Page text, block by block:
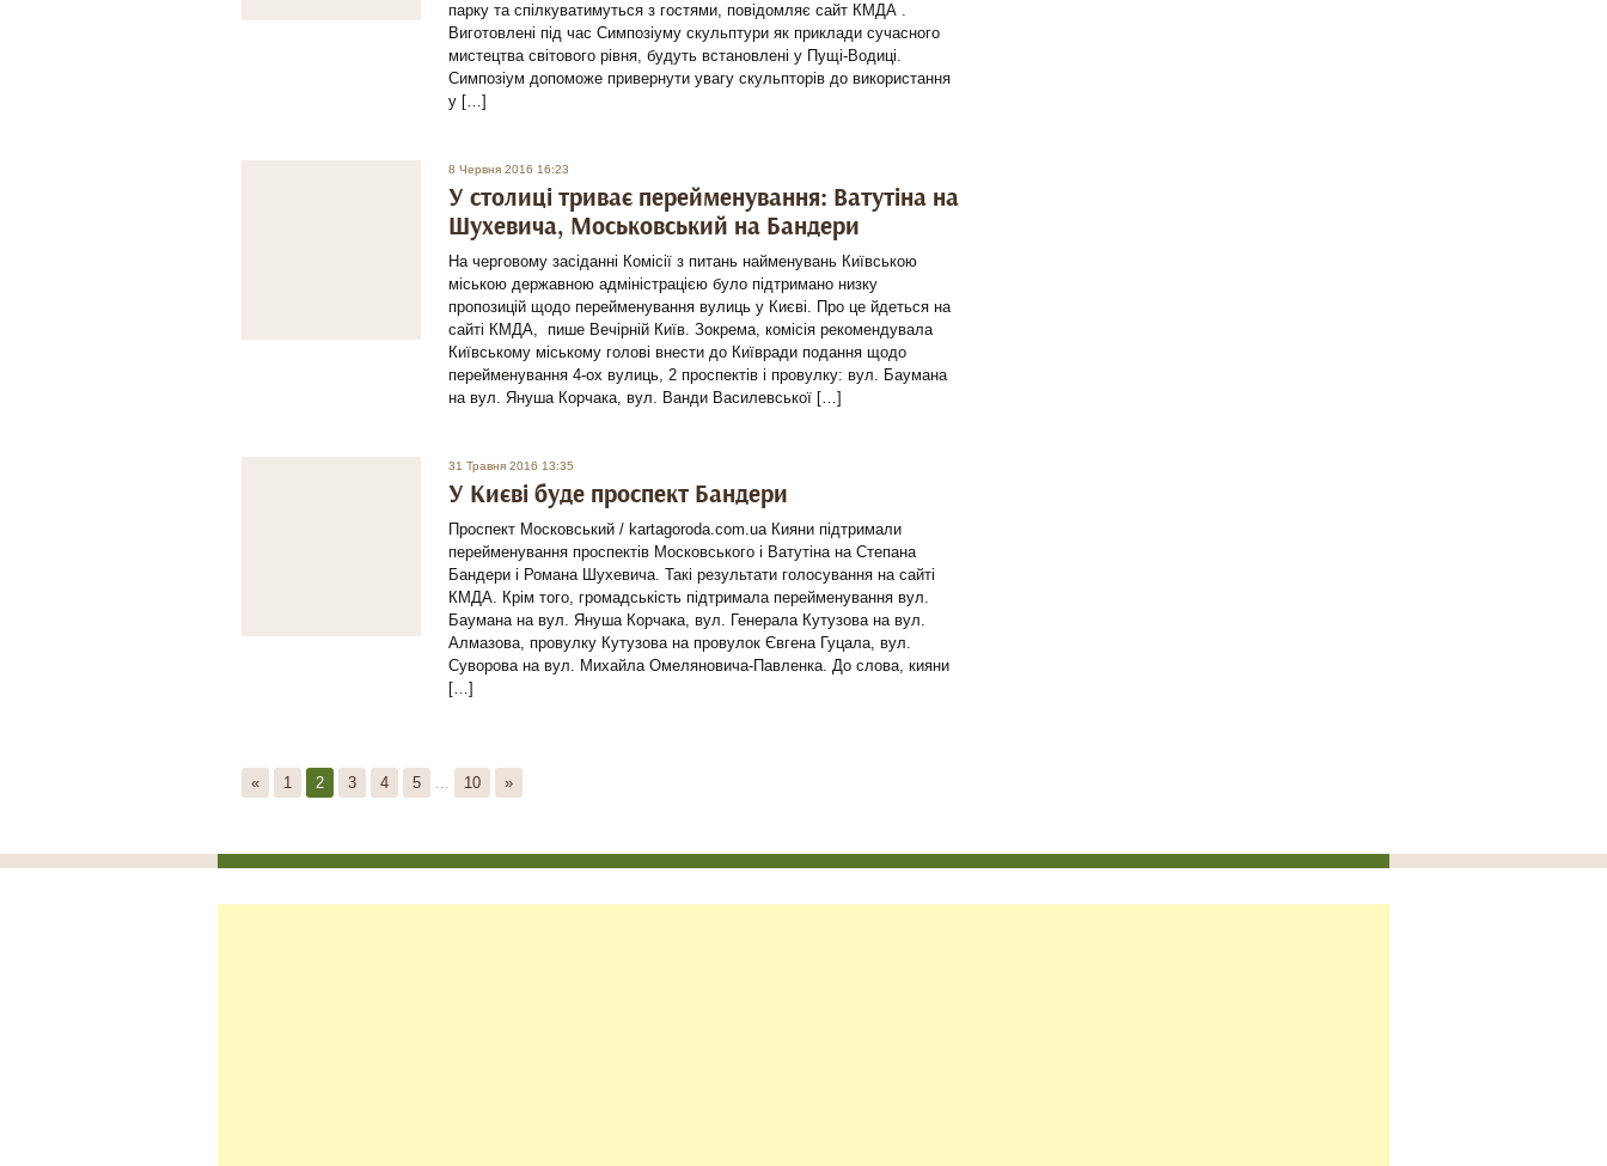
парку та спілкуватимуться з гостями, повідомляє сайт КМДА .
Виготовлені під час Симпозіуму скульптури як приклади сучасного
мистецтва світового рівня, будуть встановлені у Пущі-Водиці.
Симпозіум допоможе привернути увагу скульпторів до використання
у […]
8 Червня 2016 16:23
У столиці триває перейменування: Ватутіна на
Шуxевича, Моськовський на Бандери
На черговому засіданні Комісії з питань найменувань Київською
міською державною адміністрацією було підтримано низку
пропозицій щодо перейменування вулиць у Києві. Про це йдеться на
сайті КМДА, пише Вечірній Київ. Зокрема, комісія рекомендувала
Київському міському голові внести до Київради подання щодо
перейменування 4-ох вулиць, 2 проспектів і провулку: вул. Баумана
на вул. Януша Корчака, вул. Ванди Василевської […]
31 Травня 2016 13:35
У Києві буде проспект Бандери
Проспект Московський / kartagoroda.com.ua Кияни підтримали
перейменування проспектів Московського і Ватутіна на Степана
Бандери і Романа Шухевича. Такі результати голосування на сайті
КМДА. Крім того, громадськість підтримала перейменування вул.
Баумана на вул. Януша Корчака, вул. Генерала Кутузова на вул.
Алмазова, провулку Кутузова на провулок Євгена Гуцала, вул.
Суворова на вул. Михайла Омеляновича-Павленка. До слова, кияни
[…]
« 1 2 3 4 5 ... 10 »